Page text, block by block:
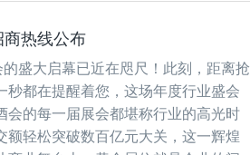
热线公布
盛大启幕已近在咫尺！此刻，距离抢
都在提醒着您，这场年度行业盛会
的每一届展会都堪称行业的高光时
轻松突破数百亿元大关，这一辉煌